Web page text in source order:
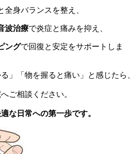
全身バランスを整え、
波治療で炎症と痛みを抑え、
ングで回復と安定をサポートしま
」「物を握ると痛い」と感じたら、
ご相談ください。
な日常への第一歩です。